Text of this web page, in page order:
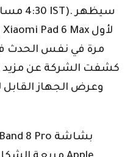
كشفت الشركة عن
وعرض الجهاز القابل